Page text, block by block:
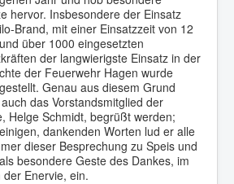
hervor. Insbesondere der Einsatz
Brand, mit einer Einsatzzeit von 12
über 1000 eingesetzten
der langwierigste Einsatz in der
der Feuerwehr Hagen wurde
Genau aus diesem Grund
das Vorstandsmitglied der
Helge Schmidt, begrüßt werden;
dankenden Worten lud er alle
dieser Besprechung zu Speis und
besondere Geste des Dankes, im
der Enervie, ein.